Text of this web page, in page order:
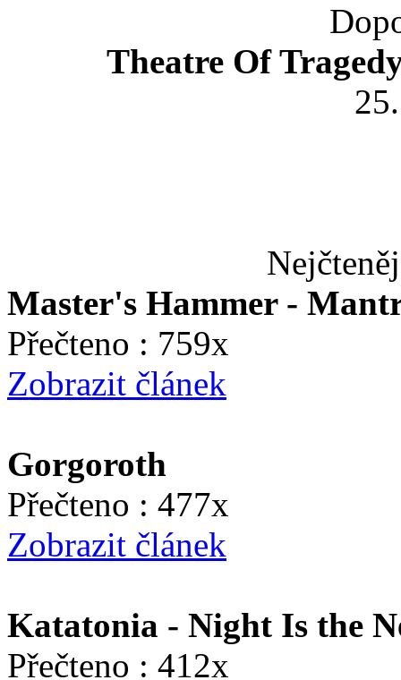
Theatre Of
Master's Hammer -
Přečteno : 759x
Zobrazit článek
Gorgoroth
Přečteno : 477x
Zobrazit článek
Katatonia - Night Is the
Přečteno : 412x